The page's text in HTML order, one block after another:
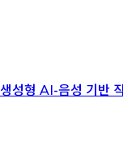
생성형 AI-음성 기반